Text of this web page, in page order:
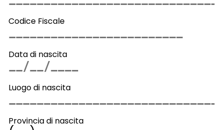
Codice Fiscale
Data di nascita
Luogo di nascita
Provincia di nascita